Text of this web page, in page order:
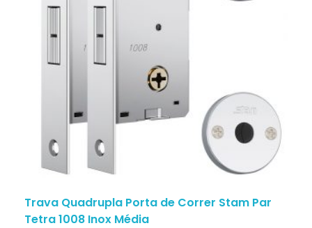
Trava Quadrupla Porta de Correr Stam Par
Tetra 1008 Inox Média